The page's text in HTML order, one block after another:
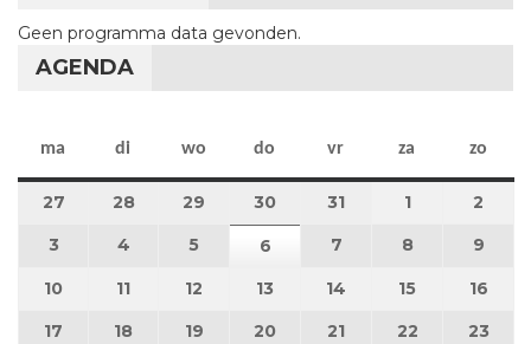
Geen programma data gevonden.
AGENDA
ma maandag
di dinsdag
wo woensdag
do donderdag
vr vrijdag
za zaterdag
zo
27 27 juli 2026
28 28 juli 2026
29 29 juli 2026
30 30 juli 2026
31 31 juli 2026
11 augustus
2
3 3 augustus 2026
4 4 augustus 2026
5 5 augustus 2026
6 6 augustus 2026
7 7 augustus 2026
8 8 augustus
9
10 10 augustus 2026
11 11 augustus 2026
12 12 augustus 2026
13 13 augustus 2026
14 14 augustus 2026
15 15 16
17 17 augustus 2026
18 18 augustus 2026
19 19 augustus 2026
20 20 augustus 2026
21 21 augustus 2026
22 22 23